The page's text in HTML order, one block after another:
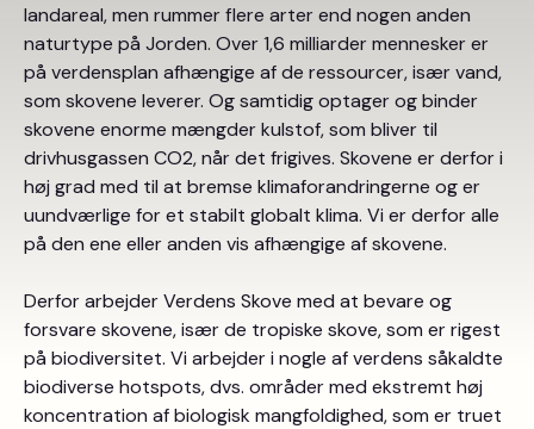
landareal, men rummer flere arter end nogen anden
naturtype på Jorden. Over 1,6 milliarder mennesker er
på verdensplan afhængige af de ressourcer, især vand,
som skovene leverer. Og samtidig optager og binder
skovene enorme mængder kulstof, som bliver til
drivhusgassen CO2, når det frigives. Skovene er derfor i
høj grad med til at bremse klimaforandringerne og er
uundværlige for et stabilt globalt klima. Vi er derfor alle
på den ene eller anden vis afhængige af skovene.
Derfor arbejder Verdens Skove med at bevare og
forsvare skovene, især de tropiske skove, som er rigest
på biodiversitet. Vi arbejder i nogle af verdens såkaldte
biodiverse hotspots, dvs. områder med ekstremt høj
koncentration af biologisk mangfoldighed, som er truet